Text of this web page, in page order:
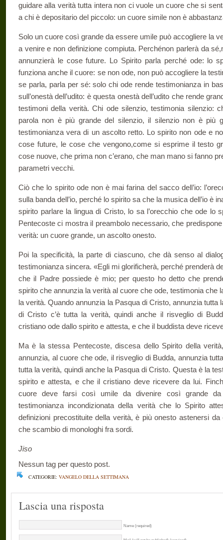
guidare alla verità tutta intera non ci vuole un cuore che si
a chi è depositario del piccolo: un cuore simile non è
Solo un cuore così grande da essere umile può accogliere la
a venire e non definizione compiuta. Perchénon parlerà da
annunzierà le cose future. Lo Spirito parla perché ode: lo
funziona anche il cuore: se non ode, non può accogliere la
se parla, parla per sé: solo chi ode rende testimonianza in
sull’onestà dell’udito: è questa onestà dell’udito che rende
testimoni della verità. Chi ode silenzio, testimonia silenzio:
parola non è più grande del silenzio, il silenzio non è più
testimonianza vera di un ascolto retto. Lo spirito non ode e
cose future, le cose che vengono,come si esprime il testo
cose nuove, che prima non c’erano, che man mano si fanno
parametri vecchi.
Ciò che lo spirito ode non è mai farina del sacco dell’io:
sulla banda dell’io, perché lo spirito sa che la musica dell’io è
spirito parlare la lingua di Cristo, lo sa l’orecchio che ode lo
Pentecoste ci mostra il preambolo necessario, che
verità: un cuore grande, un ascolto onesto.
Poi la specificità, la parte di ciascuno, che dà senso al
testimonianza sincera. «Egli mi glorificherà, perché prenderà
che il Padre possiede è mio; per questo ho detto che
spirito che annunzia la verità al cuore che ode, testimonia che
la verità. Quando annunzia la Pasqua di Cristo, annunzia tutta
di Cristo c’è tutta la verità, quindi anche il risveglio di
cristiano ode dallo spirito e attesta, e che il buddista deve
Ma è la stessa Pentecoste, discesa dello Spirito della
annunzia, al cuore che ode, il risveglio di Budda, annunzia
tutta la verità, quindi anche la Pasqua di Cristo. Questa è la
spirito e attesta, e che il cristiano deve ricevere da lui.
cuore deve farsi così umile da divenire così grande da
testimonianza incondizionata della verità che lo Spirito
definizioni precostituite della verità, è più onesto astenersi
che scambio di monologhi fra sordi.
Jiso
Nessun tag per questo post.
CATEGORIE: VANGELO DELLA SETTIMANA
Lascia una risposta
Name (required)